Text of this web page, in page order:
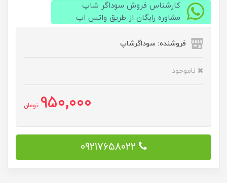
کارشناس فروش سوداگر شاپ
مشاوره رایگان از طریق واتس اپ
فروشنده: سوداگرشاپ
ناموجود
950,000 تومان
09217658022